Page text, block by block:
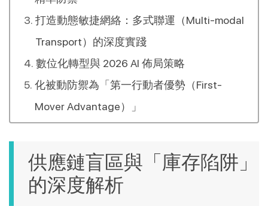
打造動態敏捷網絡：多式聯運（Multi-modal
Transport）的深度實踐
數位化轉型與 2026 AI 佈局策略
化被動防禦為「第一行動者優勢（First-
Mover Advantage）」
供應鏈盲區與「庫存陷阱」
的深度解析